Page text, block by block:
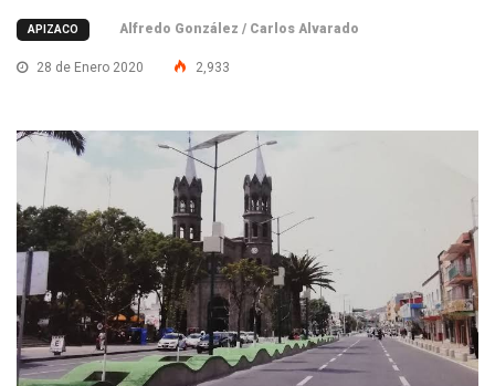
APIZACO Alfredo González / Carlos Alvarado
28 de Enero 2020 2,933